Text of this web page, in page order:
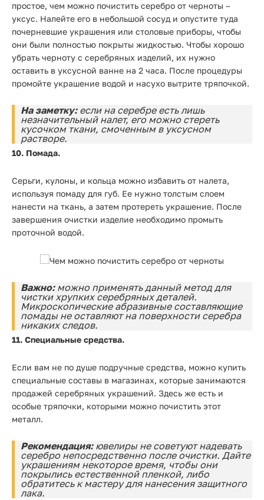
простое, чем можно почистить серебро от черноты –
уксус. Налейте его в небольшой сосуд и опустите туда
почерневшие украшения или столовые приборы, чтобы
они были полностью покрыты жидкостью. Чтобы хорошо
убрать черноту с серебряных изделий, их нужно
оставить в уксусной ванне на 2 часа. После процедуры
промойте украшение водой и насухо вытрите тряпочкой.
На заметку:если на серебре есть лишь
незначительный налет, его можно стереть
кусочком ткани, смоченным в уксусном
растворе.
10. Помада.
Серьги, кулоны, и кольца можно избавить от налета,
используя помаду для губ. Ее нужно толстым слоем
нанести на ткань, а затем протереть украшение. После
завершения очистки изделие необходимо промыть
проточной водой.
Важно:можно применять данный метод для
чистки хрупких серебряных деталей.
Микроскопические абразивные составляющие
помады не оставляют на поверхности серебра
никаких следов.
11. Специальные средства.
Если вам не по душе подручные средства, можно купить
специальные составы в магазинах, которые занимаются
продажей серебряных украшений. Здесь же есть и
особые тряпочки, которыми можно почистить этот
металл.
Рекомендация:ювелиры не советуют надевать
серебро непосредственно после очистки. Дайте
украшениям некоторое время, чтобы они
покрылись естественной пленкой, либо
обратитесь к мастеру для нанесения защитного
лака.